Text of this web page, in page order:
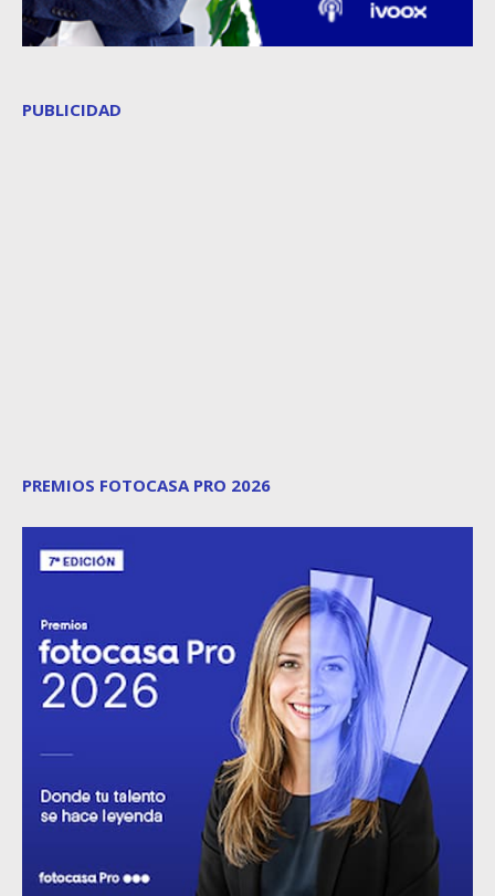
PUBLICIDAD
PREMIOS FOTOCASA PRO 2026